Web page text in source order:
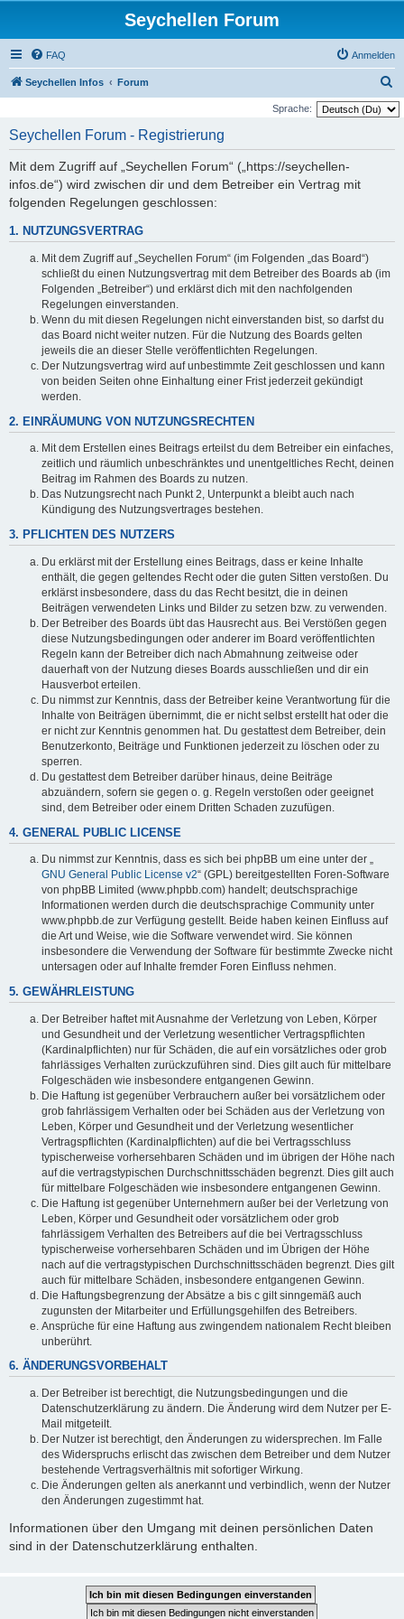
Seychellen Forum
FAQ Anmelden
Seychellen Infos Forum
u
Sprache:
Seychellen Forum - Registrierung
Mit dem Zugriff auf „Seychellen Forum“ („https://seychellen-
infos.de“) wird zwischen dir und dem Betreiber ein Vertrag mit
folgenden Regelungen geschlossen:
1. NUTZUNGSVERTRAG
Mit dem Zugriff auf „Seychellen Forum“ (im Folgenden „das Board“)
schließt du einen Nutzungsvertrag mit dem Betreiber des Boards ab (im
Folgenden „Betreiber“) und erklärst dich mit den nachfolgenden
Regelungen einverstanden.
Wenn du mit diesen Regelungen nicht einverstanden bist, so darfst du
das Board nicht weiter nutzen. Für die Nutzung des Boards gelten
jeweils die an dieser Stelle veröffentlichten Regelungen.
Der Nutzungsvertrag wird auf unbestimmte Zeit geschlossen und kann
von beiden Seiten ohne Einhaltung einer Frist jederzeit gekündigt
werden.
2. EINRÄUMUNG VON NUTZUNGSRECHTEN
Mit dem Erstellen eines Beitrags erteilst du dem Betreiber ein einfaches,
zeitlich und räumlich unbeschränktes und unentgeltliches Recht, deinen
Beitrag im Rahmen des Boards zu nutzen.
Das Nutzungsrecht nach Punkt 2, Unterpunkt a bleibt auch nach
Kündigung des Nutzungsvertrages bestehen.
3. PFLICHTEN DES NUTZERS
Du erklärst mit der Erstellung eines Beitrags, dass er keine Inhalte
enthält, die gegen geltendes Recht oder die guten Sitten verstoßen. Du
erklärst insbesondere, dass du das Recht besitzt, die in deinen
Beiträgen verwendeten Links und Bilder zu setzen bzw. zu verwenden.
Der Betreiber des Boards übt das Hausrecht aus. Bei Verstößen gegen
diese Nutzungsbedingungen oder anderer im Board veröffentlichten
Regeln kann der Betreiber dich nach Abmahnung zeitweise oder
dauerhaft von der Nutzung dieses Boards ausschließen und dir ein
Hausverbot erteilen.
Du nimmst zur Kenntnis, dass der Betreiber keine Verantwortung für die
Inhalte von Beiträgen übernimmt, die er nicht selbst erstellt hat oder die
er nicht zur Kenntnis genommen hat. Du gestattest dem Betreiber, dein
Benutzerkonto, Beiträge und Funktionen jederzeit zu löschen oder zu
sperren.
Du gestattest dem Betreiber darüber hinaus, deine Beiträge
abzuändern, sofern sie gegen o. g. Regeln verstoßen oder geeignet
sind, dem Betreiber oder einem Dritten Schaden zuzufügen.
4. GENERAL PUBLIC LICENSE
Du nimmst zur Kenntnis, dass es sich bei phpBB um eine unter der „
GNU General Public License v2“ (GPL) bereitgestellten Foren-Software
von phpBB Limited (www.phpbb.com) handelt; deutschsprachige
Informationen werden durch die deutschsprachige Community unter
www.phpbb.de zur Verfügung gestellt. Beide haben keinen Einfluss auf
die Art und Weise, wie die Software verwendet wird. Sie können
insbesondere die Verwendung der Software für bestimmte Zwecke nicht
untersagen oder auf Inhalte fremder Foren Einfluss nehmen.
5. GEWÄHRLEISTUNG
Der Betreiber haftet mit Ausnahme der Verletzung von Leben, Körper
und Gesundheit und der Verletzung wesentlicher Vertragspflichten
(Kardinalpflichten) nur für Schäden, die auf ein vorsätzliches oder grob
fahrlässiges Verhalten zurückzuführen sind. Dies gilt auch für mittelbare
Folgeschäden wie insbesondere entgangenen Gewinn.
Die Haftung ist gegenüber Verbrauchern außer bei vorsätzlichem oder
grob fahrlässigem Verhalten oder bei Schäden aus der Verletzung von
Leben, Körper und Gesundheit und der Verletzung wesentlicher
Vertragspflichten (Kardinalpflichten) auf die bei Vertragsschluss
typischerweise vorhersehbaren Schäden und im übrigen der Höhe nach
auf die vertragstypischen Durchschnittsschäden begrenzt. Dies gilt auch
für mittelbare Folgeschäden wie insbesondere entgangenen Gewinn.
Die Haftung ist gegenüber Unternehmern außer bei der Verletzung von
Leben, Körper und Gesundheit oder vorsätzlichem oder grob
fahrlässigem Verhalten des Betreibers auf die bei Vertragsschluss
typischerweise vorhersehbaren Schäden und im Übrigen der Höhe
nach auf die vertragstypischen Durchschnittsschäden begrenzt. Dies gilt
auch für mittelbare Schäden, insbesondere entgangenen Gewinn.
Die Haftungsbegrenzung der Absätze a bis c gilt sinngemäß auch
zugunsten der Mitarbeiter und Erfüllungsgehilfen des Betreibers.
Ansprüche für eine Haftung aus zwingendem nationalem Recht bleiben
unberührt.
6. ÄNDERUNGSVORBEHALT
Der Betreiber ist berechtigt, die Nutzungsbedingungen und die
Datenschutzerklärung zu ändern. Die Änderung wird dem Nutzer per E-
Mail mitgeteilt.
Der Nutzer ist berechtigt, den Änderungen zu widersprechen. Im Falle
des Widerspruchs erlischt das zwischen dem Betreiber und dem Nutzer
bestehende Vertragsverhältnis mit sofortiger Wirkung.
Die Änderungen gelten als anerkannt und verbindlich, wenn der Nutzer
den Änderungen zugestimmt hat.
Informationen über den Umgang mit deinen persönlichen Daten
sind in der Datenschutzerklärung enthalten.